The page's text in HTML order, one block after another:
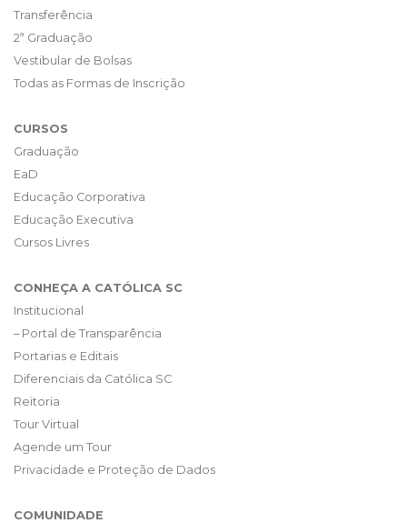
Transferência
2ª Graduação
Vestibular de Bolsas
Todas as Formas de Inscrição
CURSOS
Graduação
EaD
Educação Corporativa
Educação Executiva
Cursos Livres
CONHEÇA A CATÓLICA SC
Institucional
– Portal de Transparência
Portarias e Editais
Diferenciais da Católica SC
Reitoria
Tour Virtual
Agende um Tour
Privacidade e Proteção de Dados
COMUNIDADE